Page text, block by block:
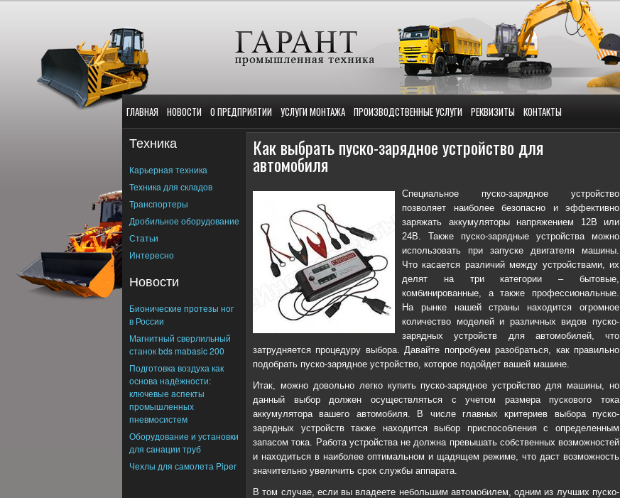
ГЛАВНАЯ НОВОСТИ О ПРЕДПРИЯТИИ УСЛУГИ МОНТАЖА ПРОИЗВОДСТВЕННЫЕ УСЛУГИ РЕКВИЗИТЫ КОНТАКТЫ
Техника
Карьерная техника
Техника для складов
Транспортеры
Дробильное оборудование
Статьи
Интересно
Новости
Бионические протезы ног
в России
Магнитный сверлильный
станок bds mabasic 200
Подготовка воздуха как
основа надёжности:
ключевые аспекты
промышленных
пневмосистем
Оборудование и установки
для санации труб
Чехлы для самолета Piper
Как выбрать пуско-зарядное устройство для
автомобиля
Специальное пуско-зарядное устройство
позволяет наиболее безопасно и эффективно
заряжать аккумуляторы напряжением 12В или
24В. Также пуско-зарядные устройства можно
использовать при запуске двигателя машины.
Что касается различий между устройствами, их
делят на три категории – бытовые,
комбинированные, а также профессиональные.
На рынке нашей страны находится огромное
количество моделей и различных видов пуско-
зарядных устройств для автомобилей, что
затрудняется процедуру выбора. Давайте попробуем разобраться, как правильно
подобрать пуско-зарядное устройство, которое подойдет вашей машине.
Итак, можно довольно легко купить пуско-зарядное устройство для машины, но
данный выбор должен осуществляться с учетом размера пускового тока
аккумулятора вашего автомобиля. В числе главных критериев выбора пуско-
зарядных устройств также находится выбор приспособления с определенным
запасом тока. Работа устройства не должна превышать собственных возможностей
и находиться в наиболее оптимальном и щадящем режиме, что даст возможность
значительно увеличить срок службы аппарата.
В том случае, если вы владеете небольшим автомобилем, одним из лучших пуско-